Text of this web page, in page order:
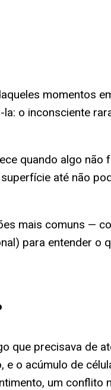
momentos
o inconsciente
quando algo
até não
mais comuns —
para entender o
que precisava de
o acúmulo de
um